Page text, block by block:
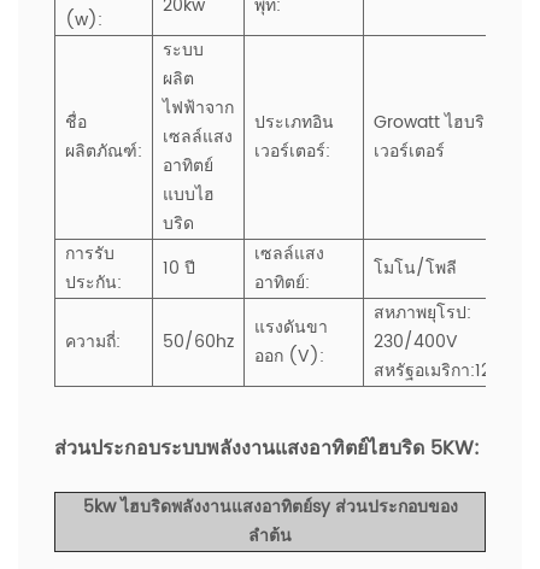
(w):
ชื่อ
ผลิตภัณฑ์:
ระบบ
ผลิต
ไฟฟ้าจาก
เซลล์แสง
อาทิตย์
แบบไฮ
บริด
ประเภทอิน
เวอร์เตอร์:
Growatt ไฮบริดอิน
เวอร์เตอร์
การรับ
ประกัน:
10 ปี
เซลล์แสง
อาทิตย์:
โมโน/โพลี
ความถี่: 50/60hz
แรงดันขา
ออก (V):
สหภาพยุโรป:
230/400V
สหรัฐอเมริกา:120/
ส่วนประกอบระบบพลังงานแสงอาทิตย์ไฮบริด 5KW:
5kw ไฮบริดพลังงานแสงอาทิตย์syส่วนประกอบของ
ลำต้น